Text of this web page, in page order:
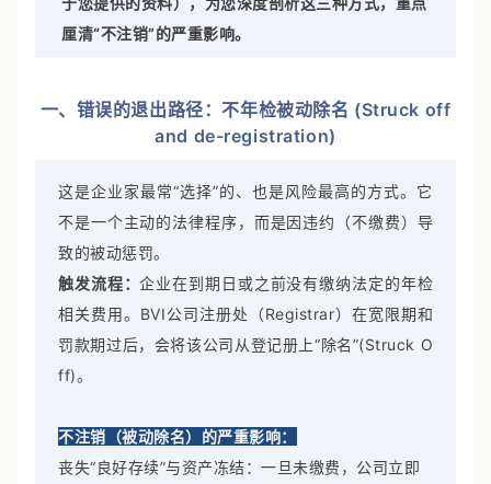
厘清“不注销”的严重影响。
一、错误的退出路径：不年检被动除名 (Struck off
and de-registration)
这是企业家最常“选择”的、也是风险最高的方式。它
不是一个主动的法律程序，而是因违约（不缴费）导
致的被动惩罚。
触发流程：企业在到期日或之前没有缴纳法定的年检
相关费用。BVI公司注册处（Registrar）在宽限期和
罚款期过后，会将该公司从登记册上“除名”(Struck O
ff)。
不注销（被动除名）的严重影响：
丧失“良好存续”与资产冻结：一旦未缴费，公司立即